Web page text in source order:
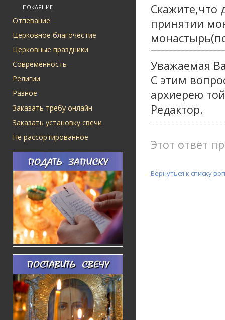
ПОКАЯНИЕ
Отпевание
Церковное благочестие
Церковные праздники
Современность
Религии
Разное
Заказать требу онлайн
Заказать установку свечи
Не рассортированное
Скажите,что
принятии
Уважаемая
С этим
архиерею
Редактор.
Этот ответ
Вернуться к списку